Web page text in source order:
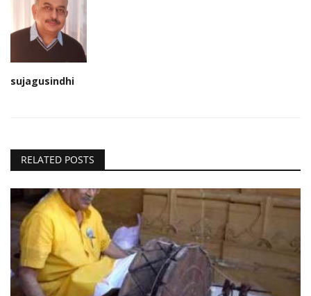
sujagusindhi
RELATED POSTS